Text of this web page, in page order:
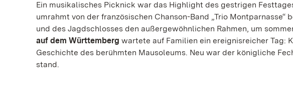
Ein musikalisches Picknick war das Highlight des gestrigen
umrahmt von der französischen Chanson-Band „Trio
und des Jagdschlosses den außergewöhnlichen Rahmen, um
auf dem Württemberg wartete auf Familien ein ereignisreicher Tag:
Geschichte des berühmten Mausoleums. Neu war der königliche
stand.